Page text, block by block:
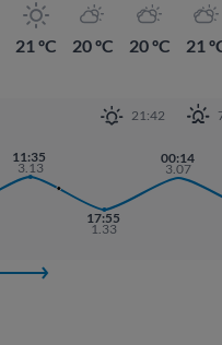
21 ºC 20 ºC 20 ºC
21:42
11:35
3.13
17:55
1.33
00:14
3.07
21
17:55
1.33
00:14
3.07